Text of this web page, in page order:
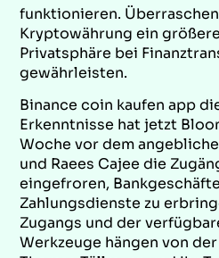
funktionieren.
Kryptowährung ein
Privatsphäre bei
gewährleisten.
Binance coin kaufen app
Erkenntnisse hat jetzt
Woche vor dem
und Raees Cajee die
eingefroren,
Zahlungsdienste zu
Zugangs und der
Werkzeuge hängen von